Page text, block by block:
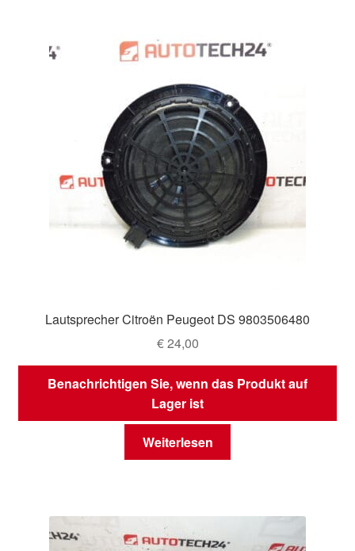
Lautsprecher Citroën Peugeot DS 9803506480
€24,00
Benachrichtigen Sie, wenn das Produkt auf
Lager ist
Weiterlesen